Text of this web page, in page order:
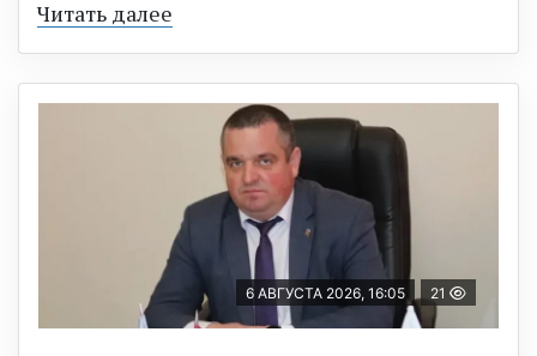
Читать далее
6 АВГУСТА 2026, 16:05 21